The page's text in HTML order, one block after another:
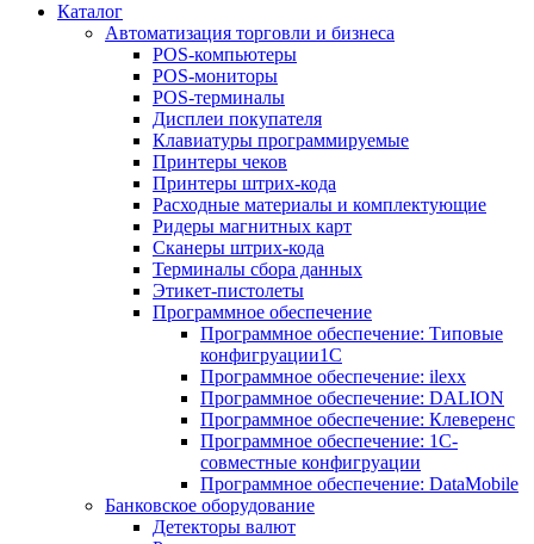
Каталог
Автоматизация торговли и бизнеса
POS-компьютеры
POS-мониторы
POS-терминалы
Дисплеи покупателя
Клавиатуры программируемые
Принтеры чеков
Принтеры штрих-кода
Расходные материалы и комплектующие
Ридеры магнитных карт
Сканеры штрих-кода
Терминалы сбора данных
Этикет-пистолеты
Программное обеспечение
Программное обеспечение: Типовые
конфигруации1С
Программное обеспечение: ilexx
Программное обеспечение: DALION
Программное обеспечение: Клеверенс
Программное обеспечение: 1С-
совместные конфигруации
Программное обеспечение: DataMobile
Банковское оборудование
Детекторы валют